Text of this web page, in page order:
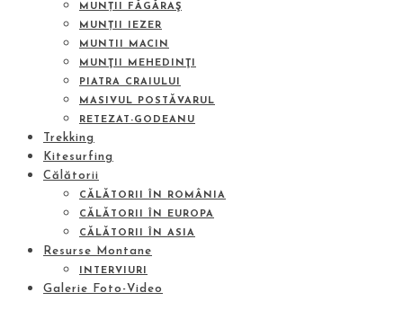
MUNȚII FĂGĂRAŞ
MUNȚII IEZER
MUNTII MACIN
MUNŢII MEHEDINŢI
PIATRA CRAIULUI
MASIVUL POSTĂVARUL
RETEZAT-GODEANU
Trekking
Kitesurfing
Călătorii
CĂLĂTORII ÎN ROMÂNIA
CĂLĂTORII ÎN EUROPA
CĂLĂTORII ÎN ASIA
Resurse Montane
INTERVIURI
Galerie Foto-Video